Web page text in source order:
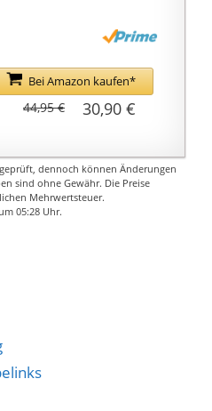
Bei Amazon kaufen*
30,90 €
44,95 €
dennoch können Änderungen
sind ohne Gewähr. Die Preise
Mehrwertsteuer.
05:28 Uhr.